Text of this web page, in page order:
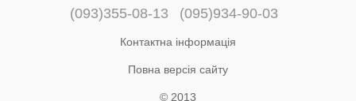
(093)355-08-13 (095)934-90-03
Контактна інформація
Повна версія сайту
© 2013